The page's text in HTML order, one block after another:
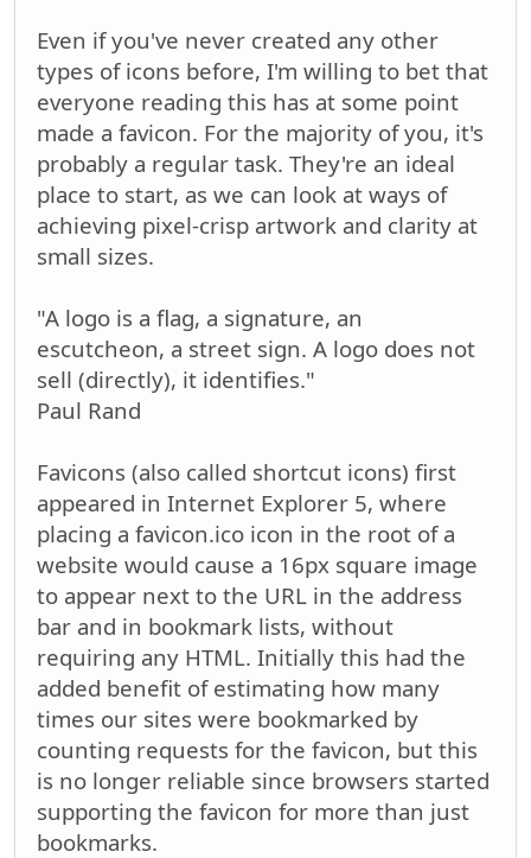
Even if you've never created any other
types of icons before, I'm willing to bet that
everyone reading this has at some point
made a favicon. For the majority of you, it's
probably a regular task. They're an ideal
place to start, as we can look at ways of
achieving pixel-crisp artwork and clarity at
small sizes.
"A logo is a flag, a signature, an
escutcheon, a street sign. A logo does not
sell (directly), it identifies."
Paul Rand
Favicons (also called shortcut icons) first
appeared in Internet Explorer 5, where
placing a favicon.ico icon in the root of a
website would cause a 16px square image
to appear next to the URL in the address
bar and in bookmark lists, without
requiring any HTML. Initially this had the
added benefit of estimating how many
times our sites were bookmarked by
counting requests for the favicon, but this
is no longer reliable since browsers started
supporting the favicon for more than just
bookmarks.